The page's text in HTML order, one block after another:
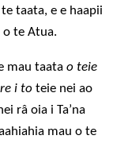
taata, e e haapii
o te Atua.
mau taatao teie
i to teie nei ao
râ oia i Ta’na
mau o te